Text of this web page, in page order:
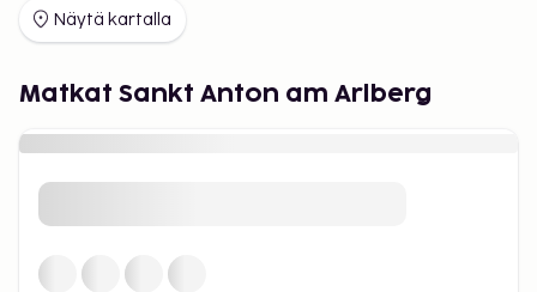
Jopa kaikkein eniten käytetyistä rinteistä tulee
kesällä kukkivia niittyjä.
Näytä kartalla
Matkat Sankt Anton am Arlberg